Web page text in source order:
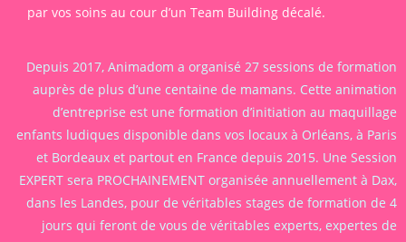
par vos soins au cour d’un Team Building décalé.
Depuis 2017, Animadom a organisé 27 sessions de formation
auprès de plus d’une centaine de mamans. Cette animation
d’entreprise est une formation d’initiation au maquillage
enfants ludiques disponible dans vos locaux à Orléans, à Paris
et Bordeaux et partout en France depuis 2015. Une Session
EXPERT sera PROCHAINEMENT organisée annuellement à Dax,
dans les Landes, pour de véritables stages de formation de 4
jours qui feront de vous de véritables experts, expertes de